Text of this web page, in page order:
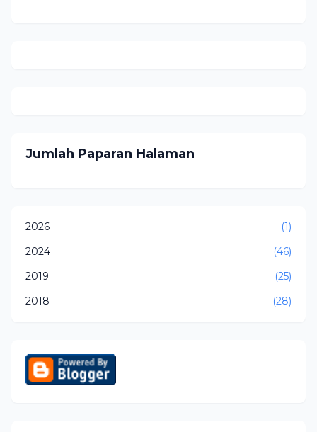
Jumlah Paparan Halaman
2026
(1)
2024
(46)
2019
(25)
2018
(28)